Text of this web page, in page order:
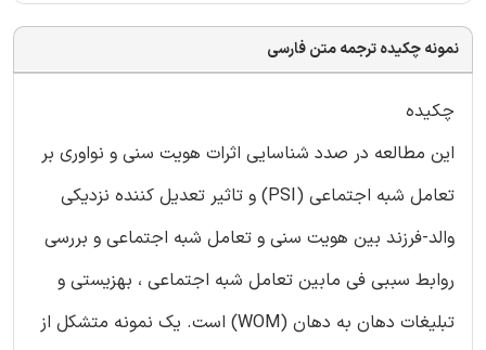
نمونه چکیده ترجمه متن فارسی
چکیده
این مطالعه در صدد شناسایی اثرات هویت سنی و نواوری بر
تعامل شبه اجتماعی (PSI) و تاثیر تعدیل کننده نزدیکی
والد-فرزند بین هویت سنی و تعامل شبه اجتماعی و بررسی
روابط سببی فی مابین تعامل شبه اجتماعی ، بهزیستی و
تبلیغات دهان به دهان (WOM) است. یک نمونه متشکل از